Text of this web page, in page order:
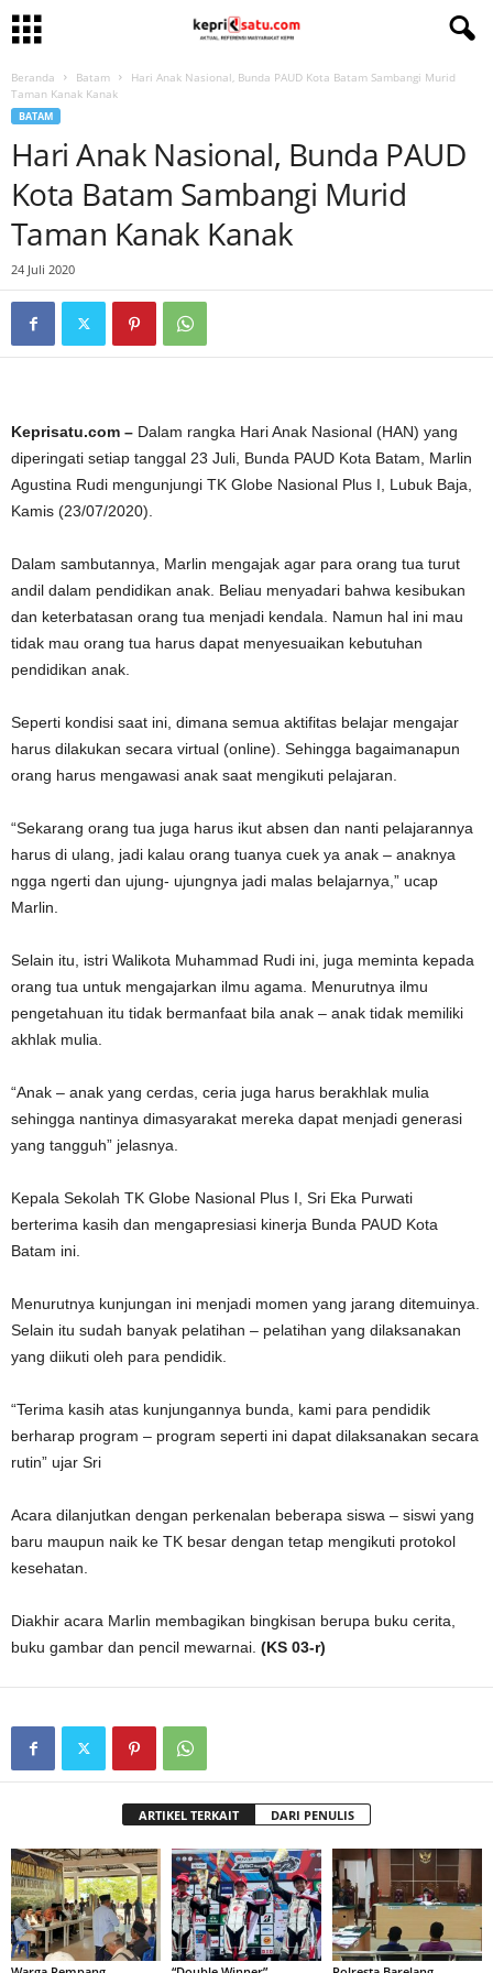
Beranda Batam
Hari Anak Nasional, Bunda PAUD Kota Batam Sambangi Murid
Taman Kanak Kanak
BATAM
Hari Anak Nasional, Bunda PAUD
Kota Batam Sambangi Murid
Taman Kanak Kanak
24 Juli 2020
Keprisatu.com – Dalam rangka Hari Anak Nasional (HAN) yang
diperingati setiap tanggal 23 Juli, Bunda PAUD Kota Batam, Marlin
Agustina Rudi mengunjungi TK Globe Nasional Plus I, Lubuk Baja,
Kamis (23/07/2020).
Dalam sambutannya, Marlin mengajak agar para orang tua turut
andil dalam pendidikan anak. Beliau menyadari bahwa kesibukan
dan keterbatasan orang tua menjadi kendala. Namun hal ini mau
tidak mau orang tua harus dapat menyesuaikan kebutuhan
pendidikan anak.
Seperti kondisi saat ini, dimana semua aktifitas belajar mengajar
harus dilakukan secara virtual (online). Sehingga bagaimanapun
orang harus mengawasi anak saat mengikuti pelajaran.
“Sekarang orang tua juga harus ikut absen dan nanti pelajarannya
harus di ulang, jadi kalau orang tuanya cuek ya anak – anaknya
ngga ngerti dan ujung- ujungnya jadi malas belajarnya,” ucap
Marlin.
Selain itu, istri Walikota Muhammad Rudi ini, juga meminta kepada
orang tua untuk mengajarkan ilmu agama. Menurutnya ilmu
pengetahuan itu tidak bermanfaat bila anak – anak tidak memiliki
akhlak mulia.
“Anak – anak yang cerdas, ceria juga harus berakhlak mulia
sehingga nantinya dimasyarakat mereka dapat menjadi generasi
yang tangguh” jelasnya.
Kepala Sekolah TK Globe Nasional Plus I, Sri Eka Purwati
berterima kasih dan mengapresiasi kinerja Bunda PAUD Kota
Batam ini.
Menurutnya kunjungan ini menjadi momen yang jarang ditemuinya.
Selain itu sudah banyak pelatihan – pelatihan yang dilaksanakan
yang diikuti oleh para pendidik.
“Terima kasih atas kunjungannya bunda, kami para pendidik
berharap program – program seperti ini dapat dilaksanakan secara
rutin” ujar Sri
Acara dilanjutkan dengan perkenalan beberapa siswa – siswi yang
baru maupun naik ke TK besar dengan tetap mengikuti protokol
kesehatan.
Diakhir acara Marlin membagikan bingkisan berupa buku cerita,
buku gambar dan pencil mewarnai. (KS 03-r)
ARTIKEL TERKAIT DARI PENULIS